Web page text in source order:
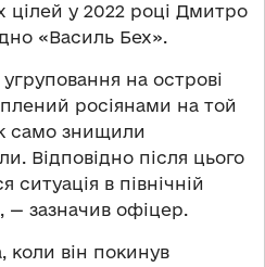
у 2022 році Дмитро
«Василь Бех».
на острові
росіянами на той
само знищили
Відповідно після цього
ситуація в північній
— зазначив офіцер.
коли він покинув